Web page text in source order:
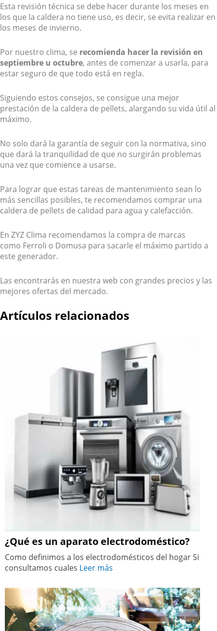
Esta revisión técnica se debe hacer durante los meses en
los que la caldera no tiene uso, es decir, se evita realizar en
los meses de invierno.
Por nuestro clima, se recomienda hacer la revisión en
septiembre u octubre, antes de comenzar a usarla, para
estar seguro de que todo está en regla.
Siguiendo estos consejos, se consigue una mejor
prestación de la caldera de pellets, alargando su vida útil al
máximo.
No solo dará la garantía de seguir con la normativa, sino
que dará la tranquilidad de que no surgirán problemas
una vez que comience a usarse.
Para lograr que estas tareas de mantenimiento sean lo
más sencillas posibles, te recomendamos comprar una
caldera de pellets de calidad para agua y calefacción.
En ZYZ Clima recomendamos la compra de marcas
como Ferroli o Domusa para sacarle el máximo partido a
este generador.
Las encontrarás en nuestra web con grandes precios y las
mejores ofertas del mercado.
Artículos relacionados
¿Qué es un aparato electrodoméstico?
Como definimos a los electrodomésticos del hogar Si
consultamos cuales Leer más